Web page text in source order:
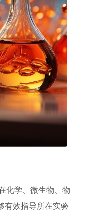
化学、微生物、物
有效指导所在实验